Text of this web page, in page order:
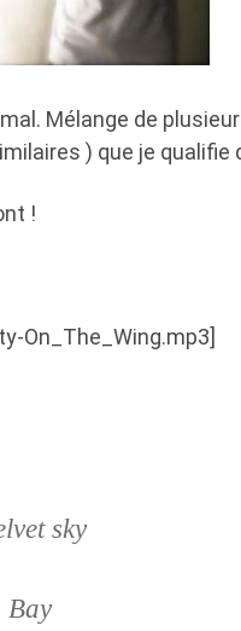
Mélange de
) que je qualifie
!
On_The_Wing.mp3]
sky
Bay